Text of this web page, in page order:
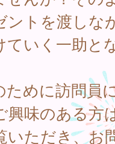
ントを渡しな
ていく一助と
ために訪問員
興味のある方
いただき、お